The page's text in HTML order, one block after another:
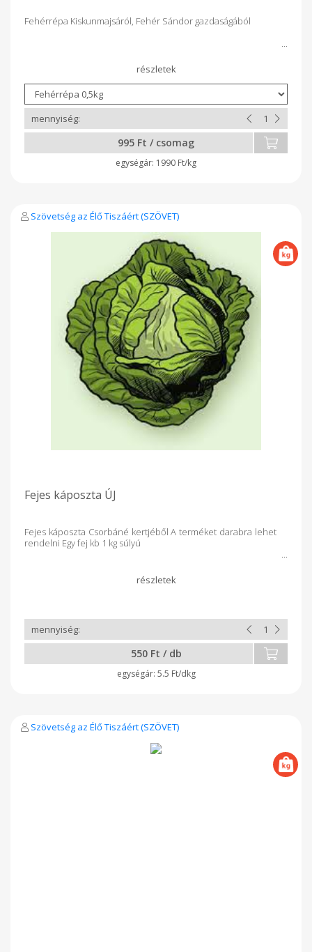
Fehérrépa Kiskunmajsáról, Fehér Sándor gazdaságából
995 Ft / csomag
1990 Ft/kg
Szövetség az Élő Tiszáért (SZÖVET)
Fejes káposzta ÚJ
Fejes káposzta Csorbáné kertjéből A terméket darabra lehet
rendelni Egy fej kb 1 kg súlyú
550 Ft / db
5.5 Ft/dkg
Szövetség az Élő Tiszáért (SZÖVET)